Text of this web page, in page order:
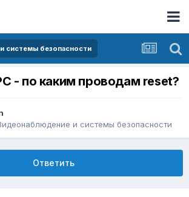
системы безопасности
- по каким проводам reset?
и системы безопасности
Ответить